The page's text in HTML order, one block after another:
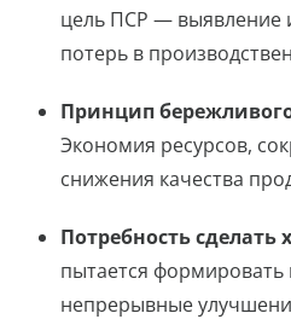
цель ПСР — выявление
потерь в
Принцип
Экономия ресурсов,
снижения качества
Потребность сделать
пытается формировать
непрерывные